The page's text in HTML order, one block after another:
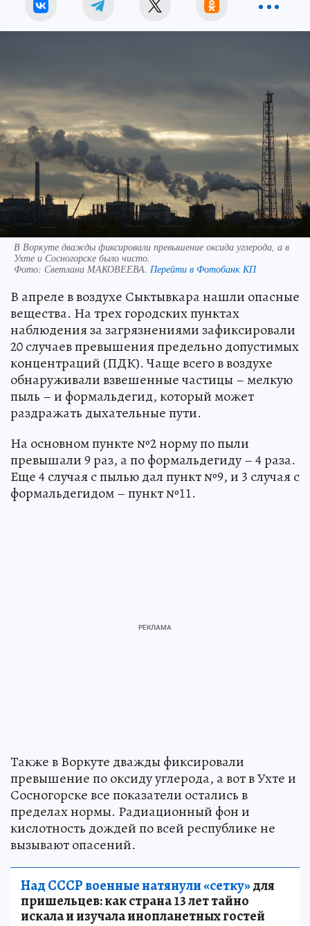
В Воркуте дважды фиксировали превышение оксида углерода, а в
Ухте и Сосногорске было чисто.
Фото: Светлана МАКОВЕЕВА. Перейти в Фотобанк КП
В апреле в воздухе Сыктывкара нашли опасные
вещества. На трех городских пунктах
наблюдения за загрязнениями зафиксировали
20 случаев превышения предельно допустимых
концентраций (ПДК). Чаще всего в воздухе
обнаруживали взвешенные частицы – мелкую
пыль – и формальдегид, который может
раздражать дыхательные пути.
На основном пункте №2 норму по пыли
превышали 9 раз, а по формальдегиду – 4 раза.
Еще 4 случая с пылью дал пункт №9, и 3 случая с
формальдегидом – пункт №11.
Также в Воркуте дважды фиксировали
превышение по оксиду углерода, а вот в Ухте и
Сосногорске все показатели остались в
пределах нормы. Радиационный фон и
кислотность дождей по всей республике не
вызывают опасений.
Над СССР военные натянули «сетку»для
пришельцев: как страна 13 лет тайно
искала и изучала инопланетных гостей